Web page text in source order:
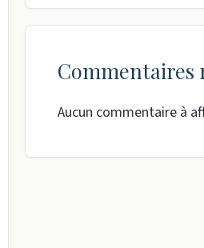
Commentaires
Aucun commentaire à